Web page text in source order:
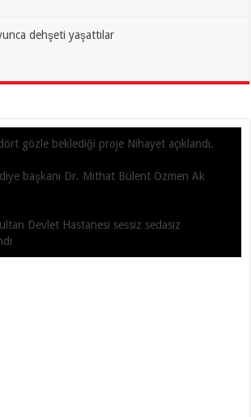
dehşeti yaşattılar
gözle beklediği proje Nihayet açıklandı.
başkanı Dr. Mithat Bülent Özmen Ak
Devlet Hastanesi sessiz sedasız